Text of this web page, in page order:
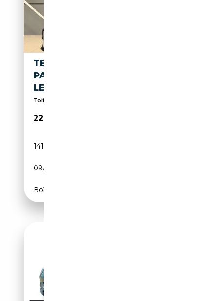
TESLA MODEL S 75D BASE |
PANORAMA DAK | SOH 84% |
LEDER |
Toit ouvrant, Volant chauffant, Alarme, Toit panor...
22 644€
141 928 km
09/2018
Boîte automatique